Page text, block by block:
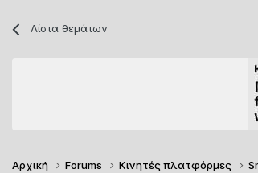
Λίστα θεμάτων
Αρχική Forums Κινητές πλατφόρμες